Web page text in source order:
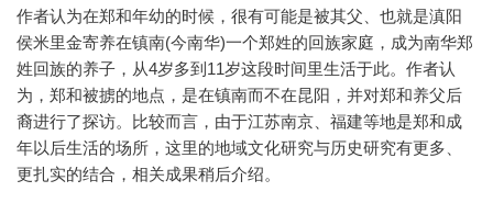
作者认为在郑和年幼的时候，很有可能是被其父、也就是滇阳
侯米里金寄养在镇南(今南华)一个郑姓的回族家庭，成为南华郑
姓回族的养子，从4岁多到11岁这段时间里生活于此。作者认
为，郑和被掳的地点，是在镇南而不在昆阳，并对郑和养父后
裔进行了探访。比较而言，由于江苏南京、福建等地是郑和成
年以后生活的场所，这里的地域文化研究与历史研究有更多、
更扎实的结合，相关成果稍后介绍。